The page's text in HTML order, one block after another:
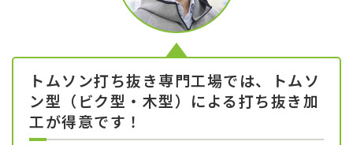
トムソン打ち抜き専門工場では、トムソ
ン型（ビク型・木型）による打ち抜き加
工が得意です！